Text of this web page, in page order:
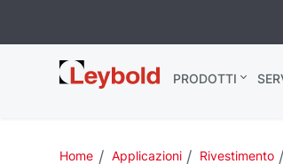
Leybold Italia PRODOTTI
Home Applicazioni Rivestimento